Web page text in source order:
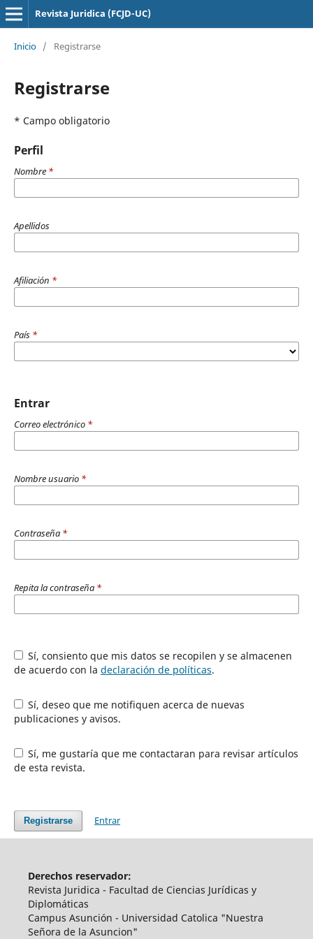
Revista Juridica (FCJD-UC)
Inicio / Registrarse
Registrarse
* Campo obligatorio
Perfil
Nombre *
Apellidos
Afiliación *
País *
Entrar
Correo electrónico *
Nombre usuario *
Contraseña *
Repita la contraseña *
Sí, consiento que mis datos se recopilen y se almacenen
de acuerdo con la declaración de políticas.
Sí, deseo que me notifiquen acerca de nuevas
publicaciones y avisos.
Sí, me gustaría que me contactaran para revisar artículos
de esta revista.
Registrarse Entrar
Derechos reservador:
Revista Juridica - Facultad de Ciencias Jurídicas y
Diplomáticas
Campus Asunción - Universidad Catolica "Nuestra
Señora de la Asuncion"